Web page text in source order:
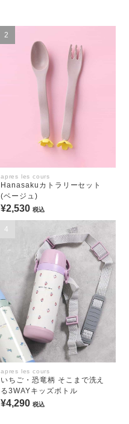
2
apres les cours
Hanasakuカトラリーセット
(ベージュ)
¥2,530 税込
4
apres les cours
いちご・恐竜柄 そこまで洗え
る3WAYキッズボトル
¥4,290 税込